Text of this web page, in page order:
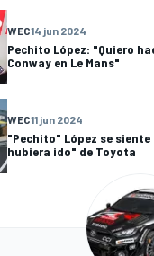
WEC14 jun 2024
Pechito López: "Quiero
Conway en Le Mans"
WEC11 jun 2024
"Pechito" López se
hubiera ido" de Toyota